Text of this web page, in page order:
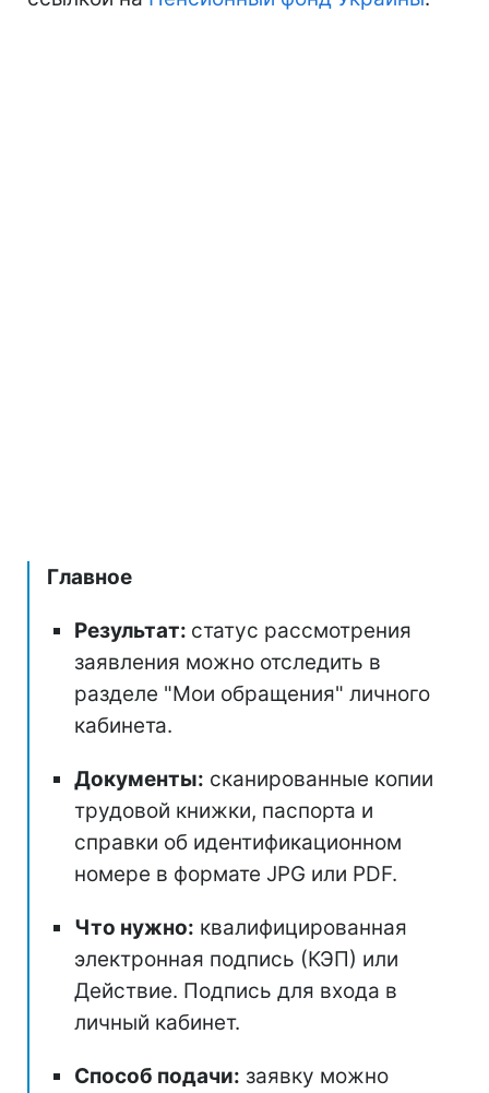
Главное
Результат: статус рассмотрения
заявления можно отследить в
разделе "Мои обращения" личного
кабинета.
Документы: сканированные копии
трудовой книжки, паспорта и
справки об идентификационном
номере в формате JPG или PDF.
Что нужно: квалифицированная
электронная подпись (КЭП) или
Действие. Подпись для входа в
личный кабинет.
Способ подачи: заявку можно